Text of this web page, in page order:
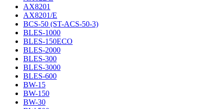
AX8201
AX8201/E
BCS-50 (ST-ACS-50-3)
BLES-1000
BLES-150ECO
BLES-2000
BLES-300
BLES-3000
BLES-600
BW-15
BW-150
BW-30